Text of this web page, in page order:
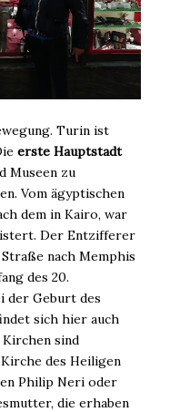
Turin ist
erste Hauptstadt
Museen zu
Vom ägyptischen
dem in Kairo, war
Der Entzifferer
nach Memphis
des 20.
der Geburt des
sich hier auch
Kirchen sind
des Heiligen
Philip Neri oder
die erhaben